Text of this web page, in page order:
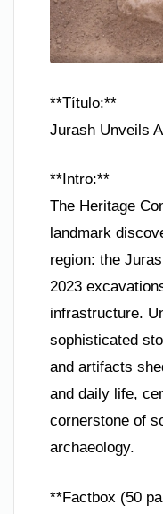
**Título:**
Jurash Unveils
**Intro:**
The Heritage
landmark
region: the
2023
infrastructure.
sophisticated
and artifacts
and daily life,
cornerstone of
archaeology.
**Factbox (50